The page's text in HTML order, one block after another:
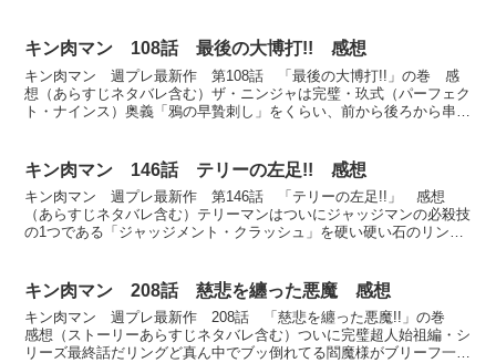
キン肉マン 108話 最後の大博打!! 感想
キン肉マン 週プレ最新作 第108話 「最後の大博打!!」の巻 感
想（あらすじネタバレ含む）ザ・ニンジャは完璧・玖式（パーフェク
ト・ナインス）奥義「鴉の早贄刺し」をくらい、前から後ろから串刺
キン肉マン 146話 テリーの左足!! 感想
キン肉マン 週プレ最新作 第146話 「テリーの左足!!」 感想
（あらすじネタバレ含む）テリーマンはついにジャッジマンの必殺技
の1つである「ジャッジメント・クラッシュ」を硬い硬い石のリング
キン肉マン 208話 慈悲を纏った悪魔 感想
キン肉マン 週プレ最新作 208話 「慈悲を纏った悪魔!!」の巻
感想（ストーリーあらすじネタバレ含む）ついに完璧超人始祖編・シ
リーズ最終話だリングど真ん中でブッ倒れてる閻魔様がブリーフ一丁